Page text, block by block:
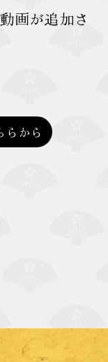
画が追加さ
らから